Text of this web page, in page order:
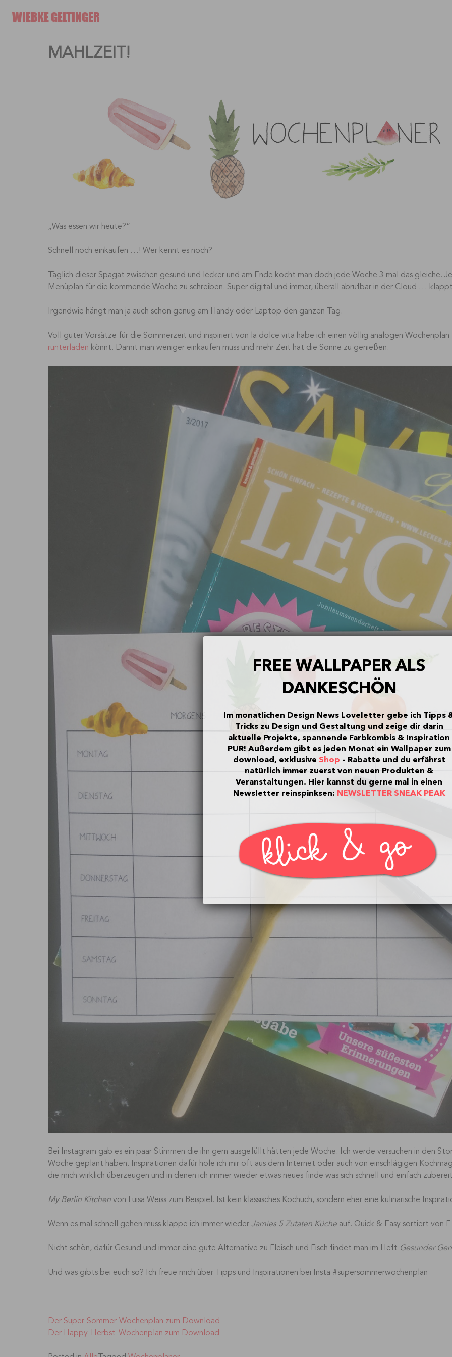
WIEBKE GELTINGER
MAHLZEIT!
„Was essen wir heute?“
Schnell noch einkaufen …! Wer kennt es noch?
Täglich dieser Spagat zwischen gesund und lecker und am Ende kocht man doch jede Woche 3 mal das gleiche.
Menüplan für die kommende Woche zu schreiben. Super digital und immer, überall abrufbar in der Cloud …
Irgendwie hängt man ja auch schon genug am Handy oder Laptop den ganzen Tag.
Voll guter Vorsätze für die Sommerzeit und inspiriert von la dolce vita habe ich einen völlig analogen
runterladen könnt. Damit man weniger einkaufen muss und mehr Zeit hat die Sonne zu genießen.
Bei Instagram gab es ein paar Stimmen die ihn gern ausgefüllt hätten jede Woche. Ich werde versuchen in den
Woche geplant haben. Inspirationen dafür hole ich mir oft aus dem Internet oder auch von einschlägigen
die mich wirklich überzeugen und in denen ich immer wieder etwas neues finde was sich schnell und einfach
My Berlin Kitchenvon Luisa Weiss zum Beispiel. Ist kein klassisches Kochuch, sondern eher eine kulinarische
Wenn es mal schnell gehen muss klappe ich immer wieder Jamies 5 Zutaten Kücheauf. Quick & Easy sortiert von
Nicht schön, dafür Gesund und immer eine gute Alternative zu Fleisch und Fisch findet man im Heft Gesunder
Und was gibts bei euch so? Ich freue mich über Tipps und Inspirationen bei Insta #supersommerwochenplan
Der Super-Sommer-Wochenplan zum Download
Der Happy-Herbst-Wochenplan zum Download
FREE WALLPAPER ALS
DANKESCHÖN
Im monatlichen Design News Loveletter gebe ich Tipps
Tricks zu Design und Gestaltung und zeige dir darin
aktuelle Projekte, spannende Farbkombis & Inspiration
PUR! Außerdem gibt es jeden Monat ein Wallpaper zum
download, exklusive Shop – Rabatte und du erfährst
natürlich immer zuerst von neuen Produkten &
Veranstaltungen. Hier kannst du gerne mal in einen
Newsletter reinspinksen: NEWSLETTER SNEAK PEAK